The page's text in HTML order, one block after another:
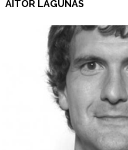
AITOR LAGUNAS